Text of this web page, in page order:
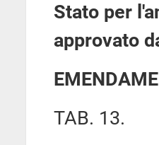
Stato per
approvato
TAB. 13.